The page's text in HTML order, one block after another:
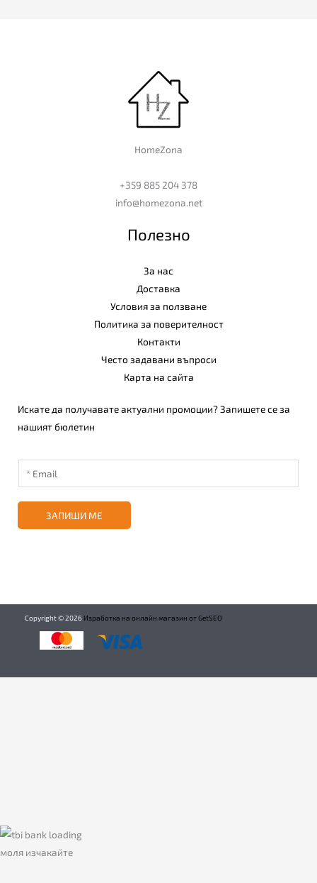
HomeZona
+359 885 204 378
info@homezona.net
Полезно
За нас
Доставка
Условия за ползване
Политика за поверителност
Контакти
Често задавани въпроси
Карта на сайта
Искате да получавате актуални промоции? Запишете се за
нашият бюлетин
ЗАПИШИ МЕ
Copyright ©2026 Изработка на онлайн магазин от GetSEO
моля изчакайте